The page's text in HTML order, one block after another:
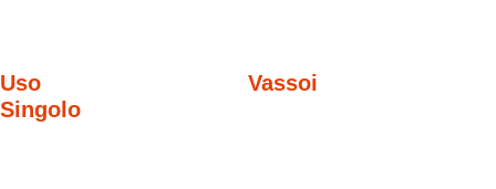
Uso
Singolo
Vassoi